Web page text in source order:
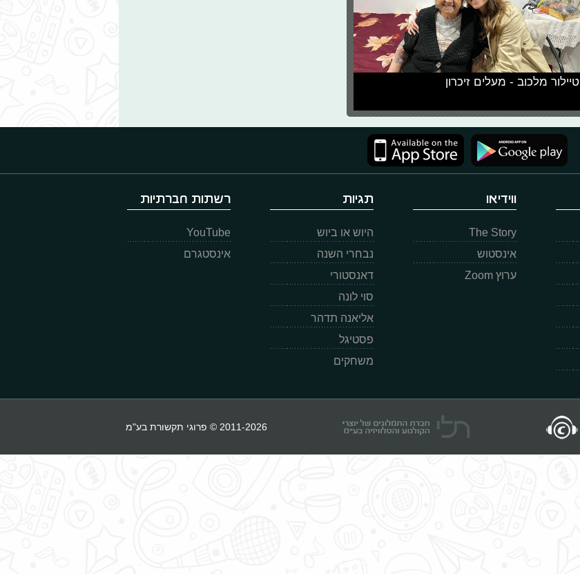
טיילור מלכוב - מעלים זיכרון
ווידיאו
The Story
אינסטוש
ערוץ Zoom
תגיות
היוש או ביוש
נבחרי השנה
דאנסטורי
סוי לונה
אליאנה תדהר
פסטיגל
משחקים
רשתות חברתיות
YouTube
אינסטגרם
2011-2026 © פרוגי תקשורת בע"מ